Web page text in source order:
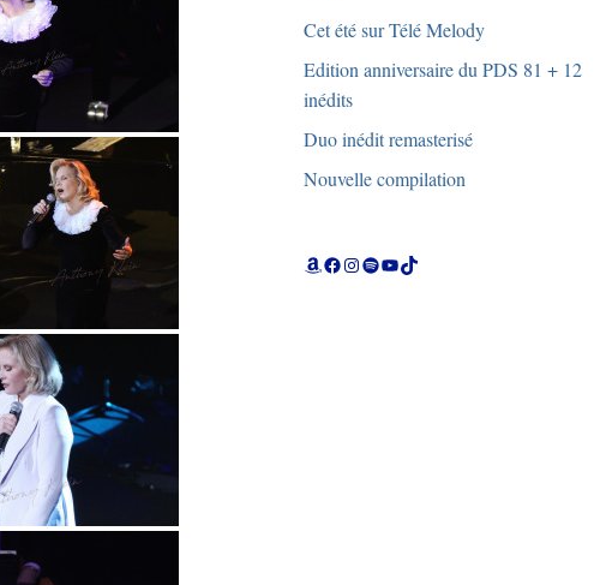
Cet été sur Télé Melody
Edition anniversaire du PDS 81 + 12
inédits
Duo inédit remasterisé
Nouvelle compilation
Amazon
Facebook
Instagram
Spotify
YouTube
TikTok